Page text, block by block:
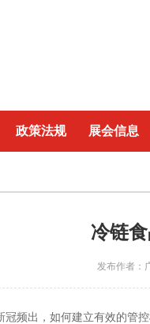
政策法规 展会信息
冷链
发布作者
冠频出，如何建立有效的管